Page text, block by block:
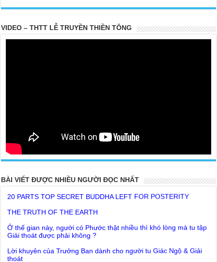
VIDEO – THTT LỄ TRUYỀN THIỀN TÔNG
BÀI VIẾT ĐƯỢC NHIỀU NGƯỜI ĐỌC NHẤT
Giải thoát được phải không ?
Lời khuyên của Trưởng Ban dành cho người tu Giác Ngộ & Giải
thoát
Người nhận ra Phật Tánh được diễn tả trạng thái ra làm sao?